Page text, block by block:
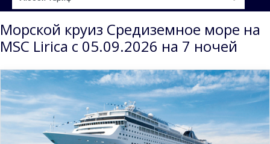
Морской круиз Средиземное море на
MSC Lirica с 05.09.2026 на 7 ночей